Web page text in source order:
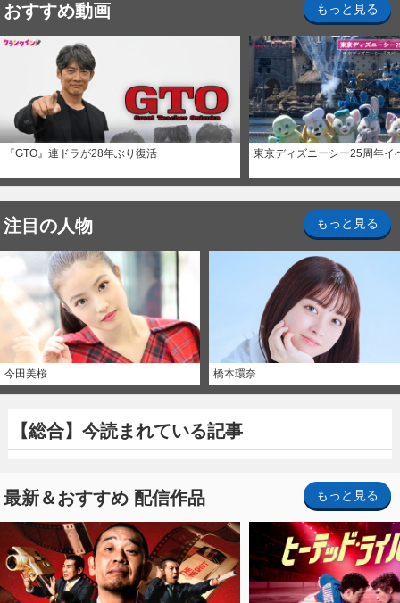
おすすめ動画 もっと見る
『GTO』連ドラが28年ぶり復活 東京ディズニーシー25周年イ
注目の人物 もっと見る
今田美桜 橋本環奈
【総合】今読まれている記事
最新＆おすすめ 配信作品 もっと見る